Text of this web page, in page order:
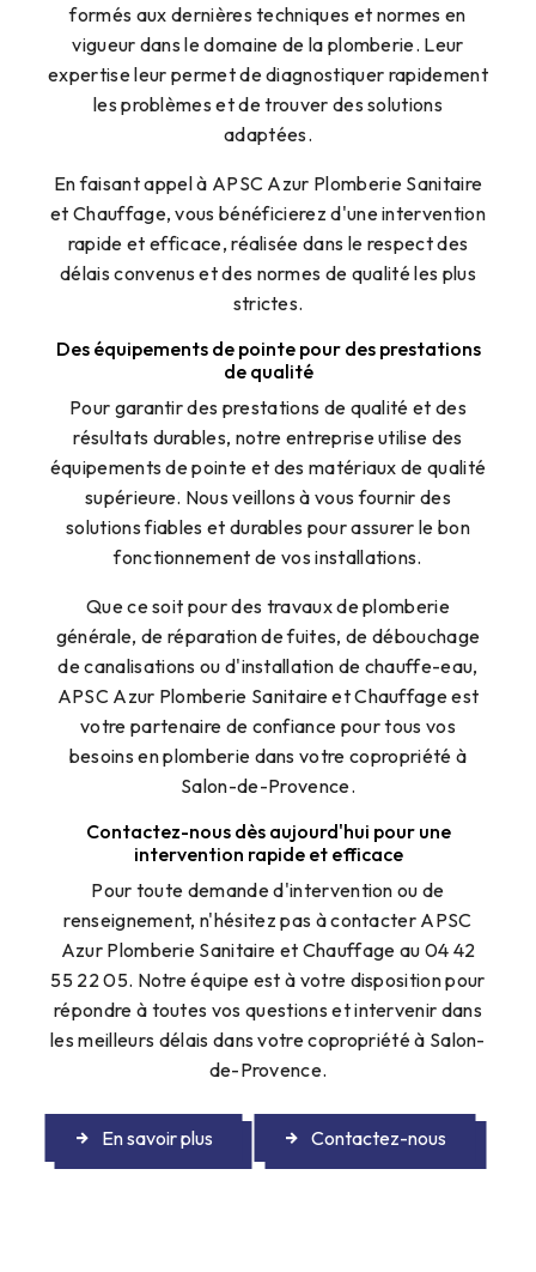
formés aux dernières techniques et normes en
vigueur dans le domaine de la plomberie. Leur
expertise leur permet de diagnostiquer rapidement
les problèmes et de trouver des solutions
adaptées.
En faisant appel à APSC Azur Plomberie Sanitaire
et Chauffage, vous bénéficierez d'une intervention
rapide et efficace, réalisée dans le respect des
délais convenus et des normes de qualité les plus
strictes.
Des équipements de pointe pour des prestations
de qualité
Pour garantir des prestations de qualité et des
résultats durables, notre entreprise utilise des
équipements de pointe et des matériaux de qualité
supérieure. Nous veillons à vous fournir des
solutions fiables et durables pour assurer le bon
fonctionnement de vos installations.
Que ce soit pour des travaux de plomberie
générale, de réparation de fuites, de débouchage
de canalisations ou d'installation de chauffe-eau,
APSC Azur Plomberie Sanitaire et Chauffage est
votre partenaire de confiance pour tous vos
besoins en plomberie dans votre copropriété à
Salon-de-Provence.
Contactez-nous dès aujourd'hui pour une
intervention rapide et efficace
Pour toute demande d'intervention ou de
renseignement, n'hésitez pas à contacter APSC
Azur Plomberie Sanitaire et Chauffage au 04 42
55 22 05. Notre équipe est à votre disposition pour
répondre à toutes vos questions et intervenir dans
les meilleurs délais dans votre copropriété à Salon-
de-Provence.
En savoir plus Contactez-nous